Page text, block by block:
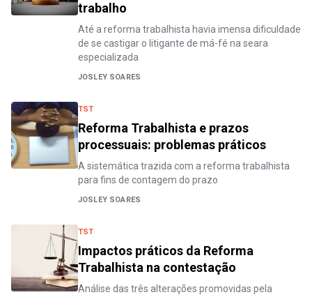
trabalho
Até a reforma trabalhista havia imensa dificuldade
de se castigar o litigante de má-fé na seara
especializada
JOSLEY SOARES
TST
Reforma Trabalhista e prazos
processuais: problemas práticos
A sistemática trazida com a reforma trabalhista
para fins de contagem do prazo
JOSLEY SOARES
TST
Impactos práticos da Reforma
Trabalhista na contestação
Análise das três alterações promovidas pela